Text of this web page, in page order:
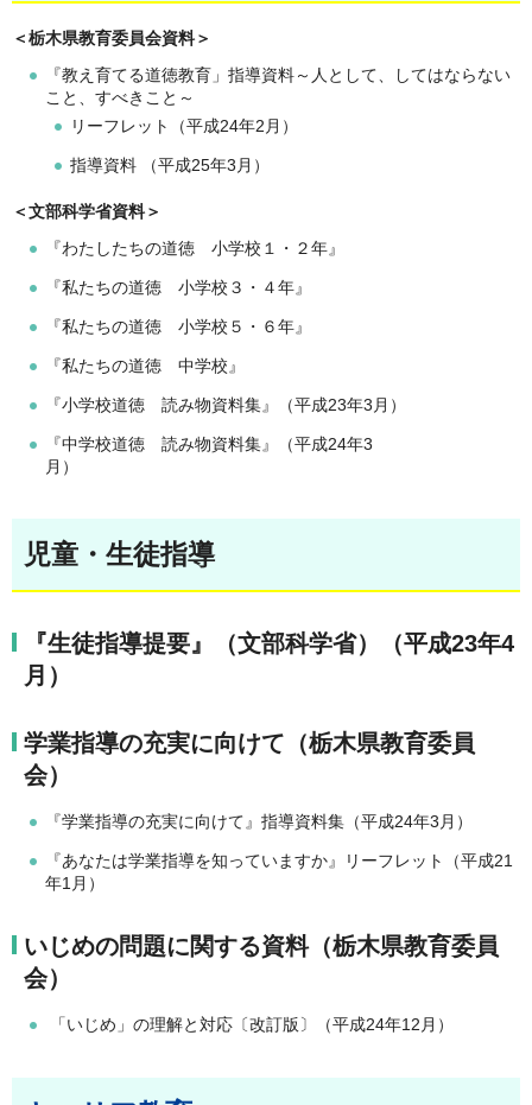
＜栃木県教育委員会資料＞
『教え育てる道徳教育」指導資料～人として、してはならない
こと、すべきこと～
リーフレット（平成24年2月）
指導資料 （平成25年3月）
＜文部科学省資料＞
『わたしたちの道徳 小学校１・２年』
『私たちの道徳 小学校３・４年』
『私たちの道徳 小学校５・６年』
『私たちの道徳 中学校』
『小学校道徳 読み物資料集』（平成23年3月）
『中学校道徳 読み物資料集』（平成24年3
月）
児童・生徒指導
『生徒指導提要』（文部科学省）（平成23年4
月）
学業指導の充実に向けて（栃木県教育委員
会）
『学業指導の充実に向けて』指導資料集（平成24年3月）
『あなたは学業指導を知っていますか』リーフレット（平成21
年1月）
いじめの問題に関する資料（栃木県教育委員
会）
「いじめ」の理解と対応〔改訂版〕（平成24年12月）